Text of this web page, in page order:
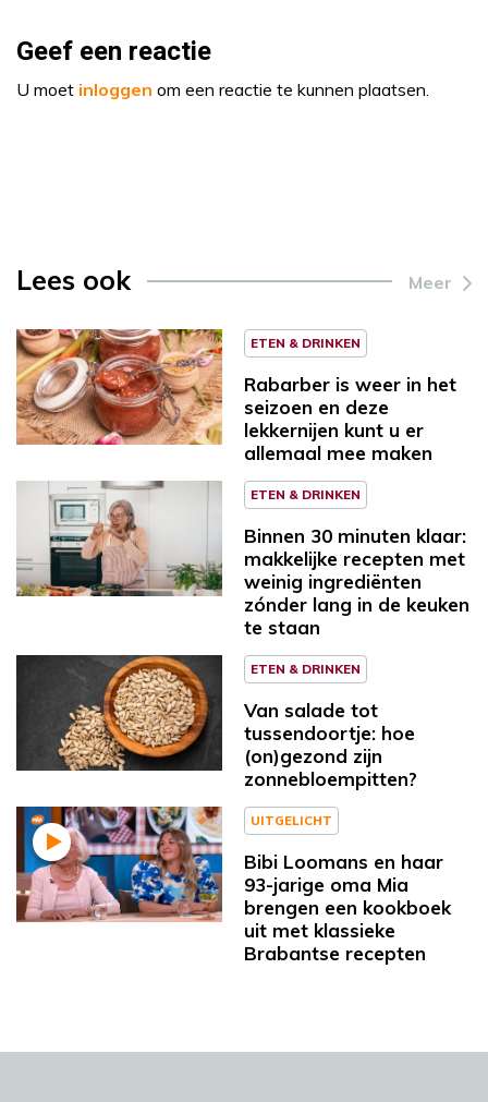
Geef een reactie
U moet inloggen om een reactie te kunnen plaatsen.
Lees ook Meer
ETEN & DRINKEN
Rabarber is weer in het
seizoen en deze
lekkernijen kunt u er
allemaal mee maken
ETEN & DRINKEN
Binnen 30 minuten klaar:
makkelijke recepten met
weinig ingrediënten
zónder lang in de keuken
te staan
ETEN & DRINKEN
Van salade tot
tussendoortje: hoe
(on)gezond zijn
zonnebloempitten?
UITGELICHT
Bibi Loomans en haar
93-jarige oma Mia
brengen een kookboek
uit met klassieke
Brabantse recepten